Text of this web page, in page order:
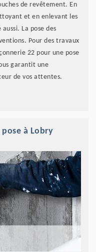
de revêtement. En
et en enlevant les
La pose des
Pour des travaux
22 pour une pose
garantit une
de vos attentes.
à Lobry